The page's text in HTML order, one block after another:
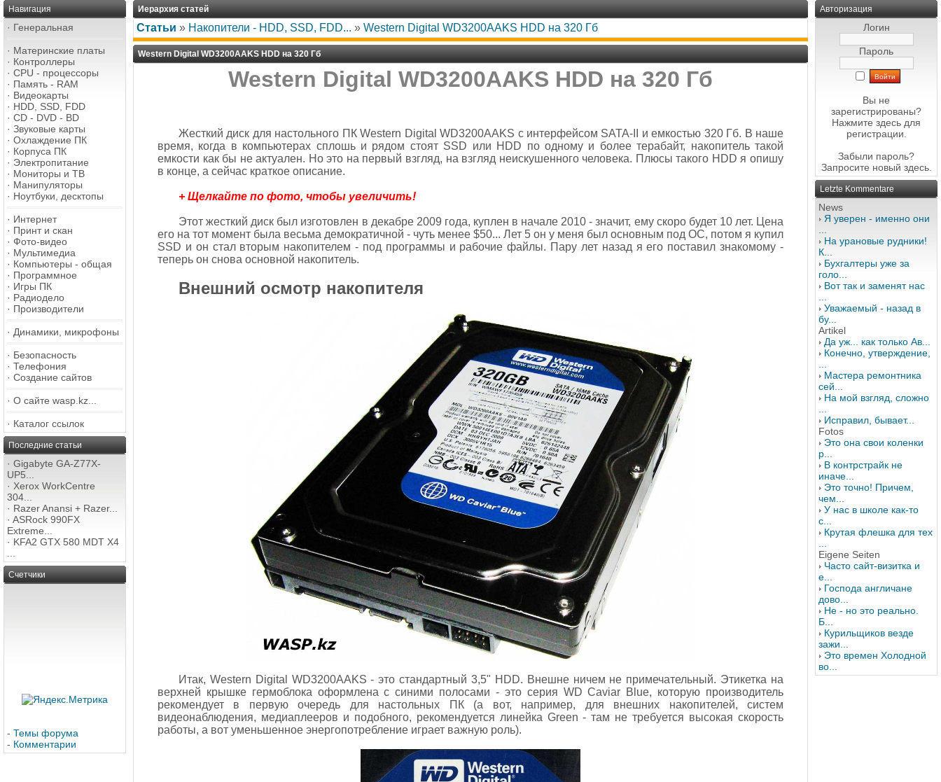
Навигация
· Генеральная
· Материнские платы
· Контроллеры
· CPU - процессоры
· Память - RAM
· Видеокарты
· HDD, SSD, FDD
· CD - DVD - BD
· Звуковые карты
· Охлаждение ПК
· Корпуса ПК
· Электропитание
· Мониторы и ТВ
· Манипуляторы
· Ноутбуки, десктопы
· Интернет
· Принт и скан
· Фото-видео
· Мультимедиа
· Компьютеры - общая
· Программное
· Игры ПК
· Радиодело
· Производители
· Динамики, микрофоны
· Безопасность
· Телефония
· Создание сайтов
· О сайте wasp.kz...
· Каталог ссылок
Последние статьи
· Gigabyte GA-Z77X-
UP5...
· Xerox WorkCentre
304...
· Razer Anansi + Razer...
· ASRock 990FX
Extreme...
· KFA2 GTX 580 MDT X4
Счетчики
- Темы форума
- Комментарии
Иерархия статей
Статьи » Накопители - HDD, SSD, FDD... » Western Digital WD3200AAKS HDD на 320 Гб
Western Digital WD3200AAKS HDD на 320 Гб
Western Digital WD3200AAKS HDD на 320 Гб
Жесткий диск для настольного ПК Western Digital WD3200AAKS с интерфейсом SATA-II и емкостью 320 Гб. В наше
время, когда в компьютерах сплошь и рядом стоят SSD или HDD по одному и более терабайт, накопитель такой
емкости как бы не актуален. Но это на первый взгляд, на взгляд неискушенного человека. Плюсы такого HDD я опишу
в конце, а сейчас краткое описание.
+ Щелкайте по фото, чтобы увеличить!
Этот жесткий диск был изготовлен в декабре 2009 года, куплен в начале 2010 - значит, ему скоро будет 10 лет. Цена
его на тот момент была весьма демократичной - чуть менее $50... Лет 5 он у меня был основным под ОС, потом я купил
SSD и он стал вторым накопителем - под программы и рабочие файлы. Пару лет назад я его поставил знакомому -
теперь он снова основной накопитель.
Внешний осмотр накопителя
Итак, Western Digital WD3200AAKS - это стандартный 3,5" HDD. Внешне ничем не примечательный. Этикетка на
верхней крышке гермоблока оформлена с синими полосами - это серия WD Caviar Blue, которую производитель
рекомендует в первую очередь для настольных ПК (а вот, например, для внешних накопителей, систем
видеонаблюдения, медиаплееров и подобного, рекомендуется линейка Green - там не требуется высокая скорость
работы, а вот уменьшенное энергопотребление играет важную роль).
Авторизация
Логин
Пароль
Вы не
зарегистрированы?
Нажмите здесь для
регистрации.
Забыли пароль?
Запросите новый здесь.
Letzte Kommentare
News
Я уверен - именно они
На урановые рудники!
К...
Бухгалтеры уже за
голо...
Вот так и заменят нас
Уважаемый - назад в
бу...
Artikel
Да уж... как только Ав...
Конечно, утверждение,
Мастера ремонтника
сей...
На мой взгляд, сложно
Исправил, бывает...
Fotos
Это она свои коленки
р...
В контрстрайк не
иначе...
Это точно! Причем,
чем...
У нас в школе как-то
с...
Крутая флешка для тех
Eigene Seiten
Часто сайт-визитка и
е...
Господа англичане
дово...
Не - но это реально.
Б...
Курильщиков везде
зажи...
Это времен Холодной
во...